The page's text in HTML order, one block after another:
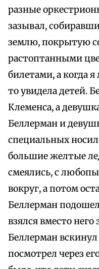
разные
зазывал,
землю, покрытую
растоптанными
билетами, а когда
то увидела детей.
Клеменса, а
Беллерман и
специальных
большие желтые
смеялись, с
вокруг, а потом
Беллерман
взялся вместо него
Беллерман
посмотрел через